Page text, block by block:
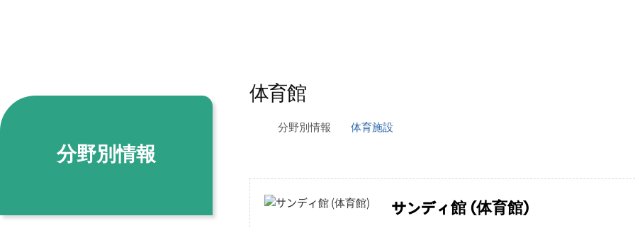
分野別情報
体育館
分野別情報 体育施設
サンディ館 (体育館)